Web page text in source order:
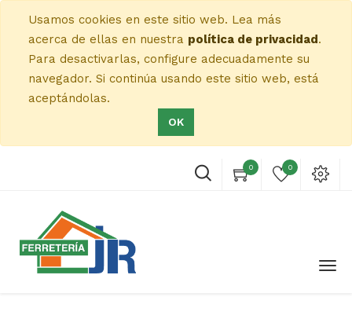
Usamos cookies en este sitio web. Lea más
acerca de ellas en nuestra política de privacidad.
Para desactivarlas, configure adecuadamente su
navegador. Si continúa usando este sitio web, está
aceptándolas.
OK
0 0